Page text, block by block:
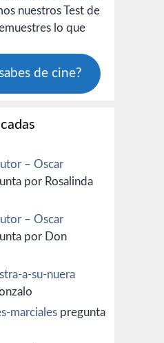
nuestros Test de
lo que
de cine?
– Oscar
por Rosalinda
– Oscar
por Don
a-su-nuera
marciales pregunta